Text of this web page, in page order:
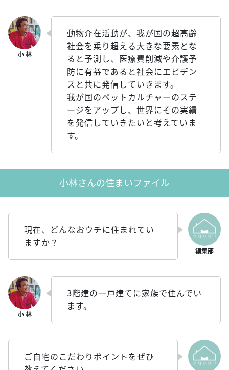
動物介在活動が、我が国の超高齢
社会を乗り超える大きな要素とな
ると予測し、医療費削減や介護予
防に有益であると社会にエビデン
スと共に発信していきます。
我が国のペットカルチャーのステ
ージをアップし、世界にその実績
を発信していきたいと考えていま
す。
小林さんの住まいファイル
現在、どんなおウチに住まれてい
ますか？
3階建の一戸建てに家族で住んでい
ます。
ご自宅のこだわりポイントをぜひ